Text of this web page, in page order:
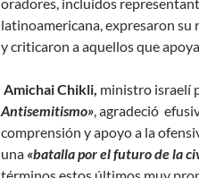
latinoamericana, expresaron su
y criticaron a aquellos que
Amichai Chikli, ministro israelí
Antisemitismo», agradeció
comprensión y apoyo a la
una «batalla por el futuro de la